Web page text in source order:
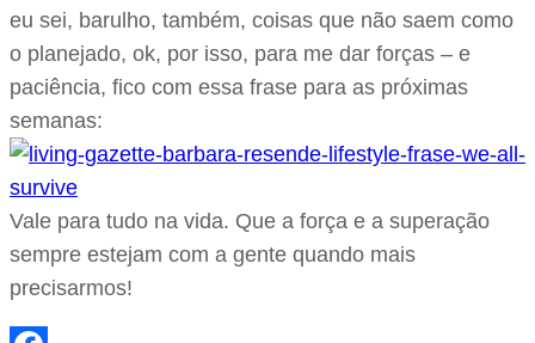
eu sei, barulho, também, coisas que não saem como
o planejado, ok, por isso, para me dar forças – e
paciência, fico com essa frase para as próximas
semanas:
Vale para tudo na vida. Que a força e a superação
sempre estejam com a gente quando mais
precisarmos!